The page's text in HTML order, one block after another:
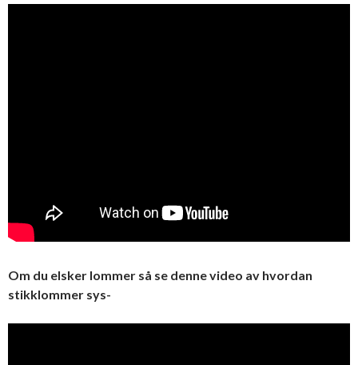
Om du elsker lommer så se denne video av hvordan
stikklommer sys-